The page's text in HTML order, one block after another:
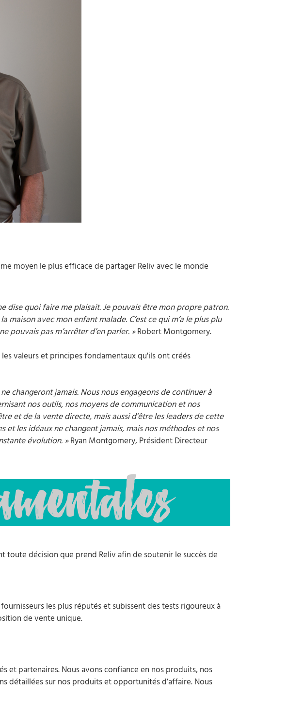
moyen le plus efficace de partager Reliv avec le monde
dise quoi faire me plaisait. Je pouvais être mon propre patron.
avec mon enfant malade. C’est ce qui m’a le plus plu
pouvais pas m’arrêter d’en parler. »Robert Montgomery.
valeurs et principes fondamentaux qu'ils ont créés
changeront jamais. Nous nous engageons de continuer à
nos outils, nos moyens de communication et nos
et de la vente directe, mais aussi d’être les leaders de cette
les idéaux ne changent jamais, mais nos méthodes et nos
évolution. »Ryan Montgomery, Président Directeur
toute décision que prend Reliv afin de soutenir le succès de
les plus réputés et subissent des tests rigoureux à
de vente unique.
et partenaires. Nous avons confiance en nos produits, nos
détaillées sur nos produits et opportunités d’affaire. Nous